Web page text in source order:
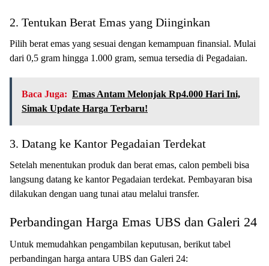
2. Tentukan Berat Emas yang Diinginkan
Pilih berat emas yang sesuai dengan kemampuan finansial. Mulai
dari 0,5 gram hingga 1.000 gram, semua tersedia di Pegadaian.
Baca Juga: Emas Antam Melonjak Rp4.000 Hari Ini,
Simak Update Harga Terbaru!
3. Datang ke Kantor Pegadaian Terdekat
Setelah menentukan produk dan berat emas, calon pembeli bisa
langsung datang ke kantor Pegadaian terdekat. Pembayaran bisa
dilakukan dengan uang tunai atau melalui transfer.
Perbandingan Harga Emas UBS dan Galeri 24
Untuk memudahkan pengambilan keputusan, berikut tabel
perbandingan harga antara UBS dan Galeri 24: